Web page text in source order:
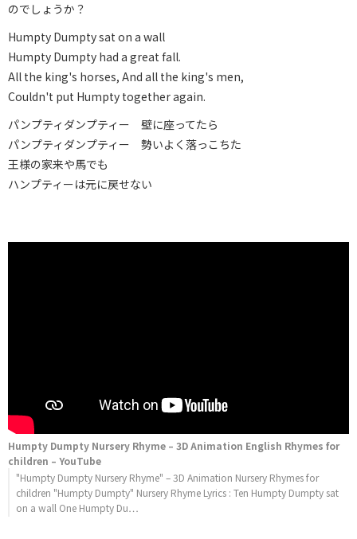
のでしょうか？
Humpty Dumpty sat on a wall
Humpty Dumpty had a great fall.
All the king's horses, And all the king's men,
Couldn't put Humpty together again.
パンプティダンプティー 壁に座ってたら
パンプティダンプティー 勢いよく落っこちた
王様の家来や馬でも
ハンプティーは元に戻せない
Humpty Dumpty Nursery Rhyme – 3D Animation English Rhymes for
children – YouTube
"Humpty Dumpty Nursery Rhyme" – 3D Animation Nursery Rhymes for
children "Humpty Dumpty" Nursery Rhyme Lyrics : Ten Humpty Dumpty sat
on a wall One Humpty Du…